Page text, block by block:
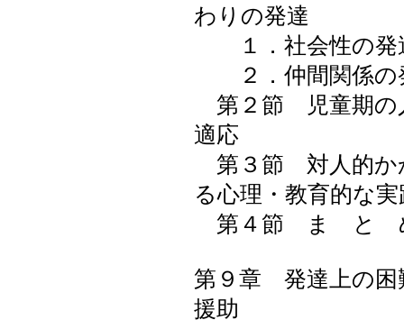
わりの発達
１．社会性の発
２．仲間関係の
第２節 児童期の
適応
第３節 対人的か
る心理・教育的な実
第４節 ま と
第９章 発達上の困
援助